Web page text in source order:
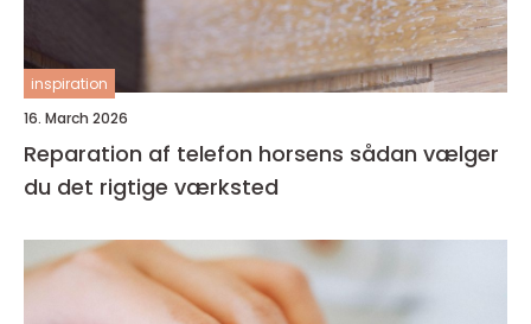
inspiration
16. March 2026
Reparation af telefon horsens sådan vælger
du det rigtige værksted